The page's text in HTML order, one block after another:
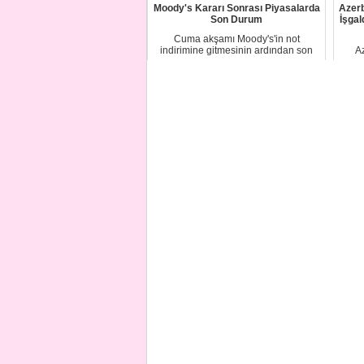
Moody's Kararı Sonrası Piyasalarda
Son Durum
Cuma akşamı Moody's'in not
indirimine gitmesinin ardından son